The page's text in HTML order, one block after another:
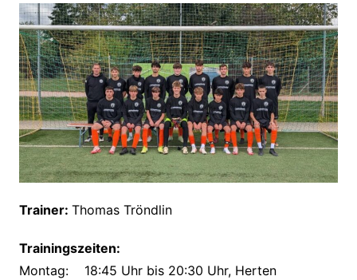
Trainer: Thomas Tröndlin
Trainingszeiten:
Montag: 18:45 Uhr bis 20:30 Uhr, Herten